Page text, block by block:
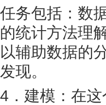
任务包括：数
的统计方法理
以辅助数据的
发现。
4．建模：在